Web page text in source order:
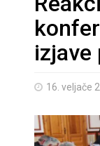
izjave
16. veljače